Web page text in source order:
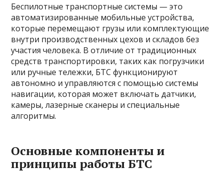
Беспилотные транспортные системы — это
автоматизированные мобильные устройства,
которые перемещают грузы или комплектующие
внутри производственных цехов и складов без
участия человека. В отличие от традиционных
средств транспортировки, таких как погрузчики
или ручные тележки, БТС функционируют
автономно и управляются с помощью системы
навигации, которая может включать датчики,
камеры, лазерные сканеры и специальные
алгоритмы.
Основные компоненты и
принципы работы БТС